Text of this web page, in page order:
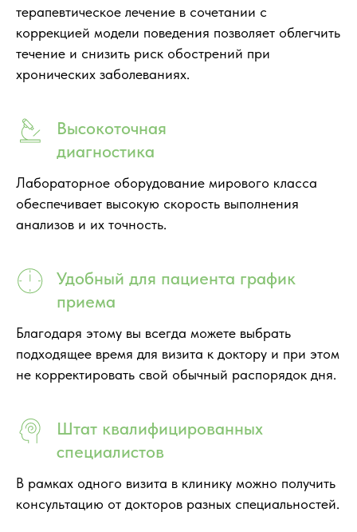
терапевтическое лечение в сочетании с
коррекцией модели поведения позволяет облегчить
течение и снизить риск обострений при
хронических заболеваниях.
Высокоточная
диагностика
Лабораторное оборудование мирового класса
обеспечивает высокую скорость выполнения
анализов и их точность.
Удобный для пациента график
приема
Благодаря этому вы всегда можете выбрать
подходящее время для визита к доктору и при этом
не корректировать свой обычный распорядок дня.
Штат квалифицированных
специалистов
В рамках одного визита в клинику можно получить
консультацию от докторов разных специальностей.